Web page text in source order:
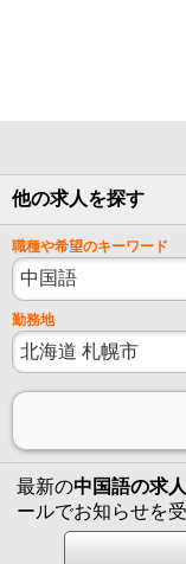
他の求人を探す
職種や希望のキーワード
勤務地
最新の中国語の求
ールでお知らせを